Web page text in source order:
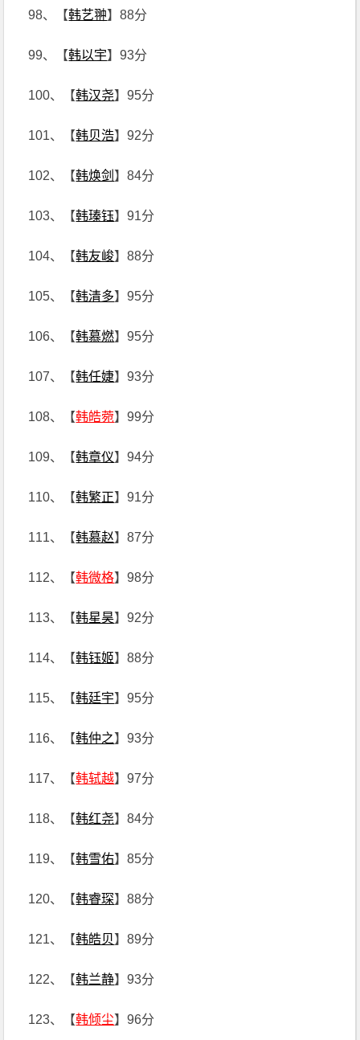
98、【韩艺翀】88分
99、【韩以宇】93分
100、【韩汉尧】95分
101、【韩贝浩】92分
102、【韩焕剑 】84分
103、【韩瑧钰】91分
104、【韩友峻】88分
105、【韩清多】95分
106、【韩慕燃】95分
107、【韩任婕】93分
108、【韩皓菀】99分
109、【韩章仪】94分
110、【韩繁正】91分
111、【韩慕赵】87分
112、【韩微格】98分
113、【韩星昊】92分
114、【韩钰姬】88分
115、【韩廷宇】95分
116、【韩仲之】93分
117、【韩轼越】97分
118、【韩红尧】84分
119、【韩雪佑】85分
120、【韩睿琛】88分
121、【韩皓贝】89分
122、【韩兰静】93分
123、【韩倾尘】96分